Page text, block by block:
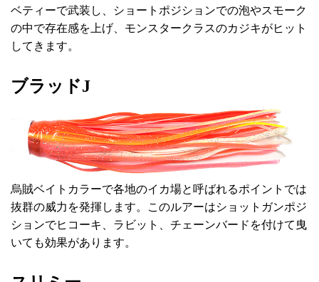
ベティーで武装し、ショートポジションでの泡やスモーク
の中で存在感を上げ、モンスタークラスのカジキがヒット
してきます。
ブラッドJ
烏賊ベイトカラーで各地のイカ場と呼ばれるポイントでは
抜群の威力を発揮します。このルアーはショットガンポジ
ションでヒコーキ、ラビット、チェーンバードを付けて曳
いても効果があります。